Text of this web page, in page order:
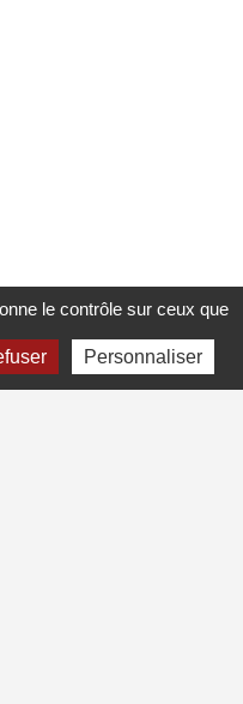
le contrôle sur ceux que
Personnaliser